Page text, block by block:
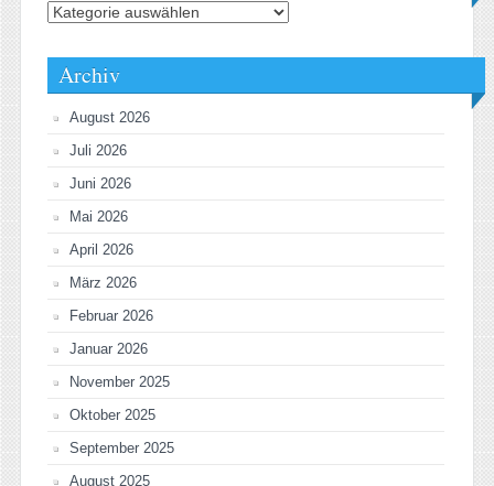
Kategorien
Archiv
August 2026
Juli 2026
Juni 2026
Mai 2026
April 2026
März 2026
Februar 2026
Januar 2026
November 2025
Oktober 2025
September 2025
August 2025